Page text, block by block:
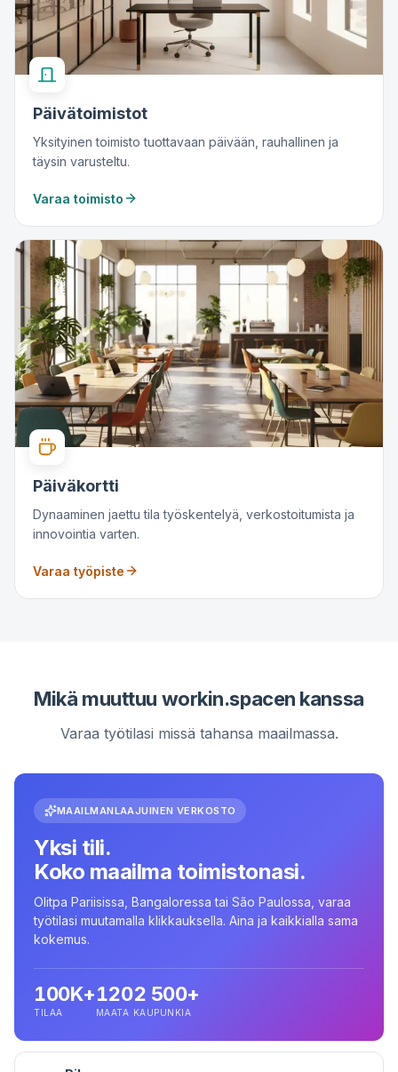
Päivätoimistot
Yksityinen toimisto tuottavaan päivään, rauhallinen ja
täysin varusteltu.
Varaa toimisto
Päiväkortti
Dynaaminen jaettu tila työskentelyä, verkostoitumista ja
innovointia varten.
Varaa työpiste
Mikä muuttuu workin.spacen kanssa
Varaa työtilasi missä tahansa maailmassa.
MAAILMANLAAJUINEN VERKOSTO
Yksi tili.
Koko maailma toimistonasi.
Olitpa Pariisissa, Bangaloressa tai São Paulossa, varaa
työtilasi muutamalla klikkauksella. Aina ja kaikkialla sama
kokemus.
100K+
TILAA
120
MAATA
2 500+
KAUPUNKIA